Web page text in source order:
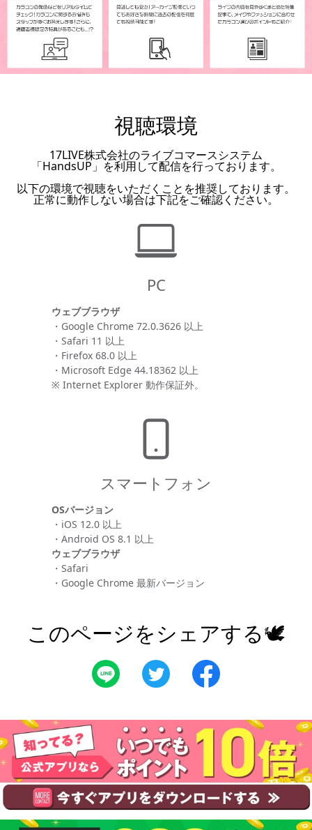
視聴環境
17LIVE株式会社のライブコマースシステム
「HandsUP」を利用して配信を行っております。
以下の環境で視聴をいただくことを推奨しております。
正常に動作しない場合は下記をご確認ください。
PC
ウェブブラウザ
・Google Chrome 72.0.3626 以上
・Safari 11 以上
・Firefox 68.0 以上
・Microsoft Edge 44.18362 以上
※ Internet Explorer 動作保証外。
スマートフォン
OSバージョン
・iOS 12.0 以上
・Android OS 8.1 以上
ウェブブラウザ
・Safari
・Google Chrome 最新バージョン
このページをシェアする🕊